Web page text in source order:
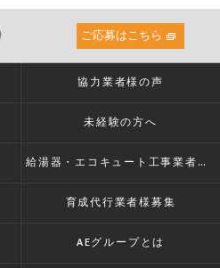
ご応募はこちら
協力業者様の声
未経験の方へ
給湯器・エコキュート工事業者様募集
育成代行業者様募集
AEグループとは